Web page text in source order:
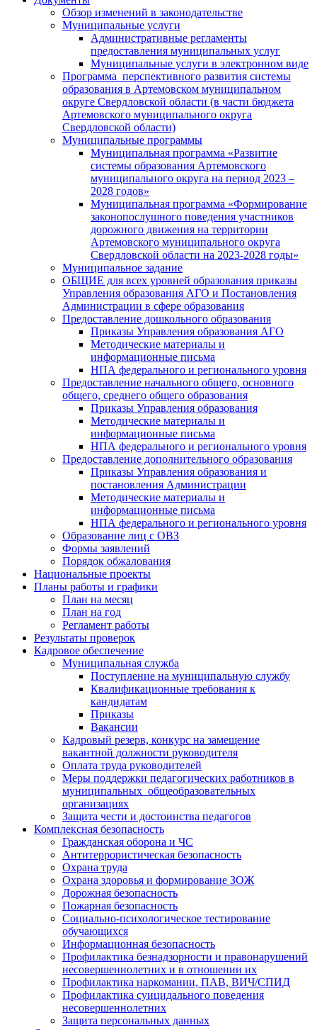
Обзор изменений в законодательстве
Муниципальные услуги
Административные регламенты
предоставления муниципальных услуг
Муниципальные услуги в электронном виде
Программа перспективного развития системы
образования в Артемовском муниципальном
округе Свердловской области (в части бюджета
Артемовского муниципального округа
Свердловской области)
Муниципальные программы
Муниципальная программа «Развитие
системы образования Артемовского
муниципального округа на период 2023 –
2028 годов»
Муниципальная программа «Формирование
законопослушного поведения участников
дорожного движения на территории
Артемовского муниципального округа
Свердловской области на 2023-2028 годы»
Муниципальное задание
ОБЩИЕ для всех уровней образования приказы
Управления образования АГО и Постановления
Администрации в сфере образования
Предоставление дошкольного образования
Приказы Управления образования АГО
Методические материалы и
информационные письма
НПА федерального и регионального уровня
Предоставление начального общего, основного
общего, среднего общего образования
Приказы Управления образования
Методические материалы и
информационные письма
НПА федерального и регионального уровня
Предоставление дополнительного образования
Приказы Управления образования и
постановления Администрации
Методические материалы и
информационные письма
НПА федерального и регионального уровня
Образование лиц с ОВЗ
Формы заявлений
Порядок обжалования
Национальные проекты
Планы работы и графики
План на месяц
План на год
Регламент работы
Результаты проверок
Кадровое обеспечение
Муниципальная служба
Поступление на муниципальную службу
Квалификационные требования к
кандидатам
Приказы
Вакансии
Кадровый резерв, конкурс на замещение
вакантной должности руководителя
Оплата труда руководителей
Меры поддержки педагогических работников в
муниципальных общеобразовательных
организациях
Защита чести и достоинства педагогов
Комплексная безопасность
Гражданская оборона и ЧС
Антитеррористическая безопасность
Охрана труда
Охрана здоровья и формирование ЗОЖ
Дорожная безопасность
Пожарная безопасность
Социально-психологическое тестирование
обучающихся
Информационная безопасность
Профилактика безнадзорности и правонарушений
несовершеннолетних и в отношении их
Профилактика наркомании, ПАВ, ВИЧ/СПИД
Профилактика суицидального поведения
несовершеннолетних
Защита персональных данных